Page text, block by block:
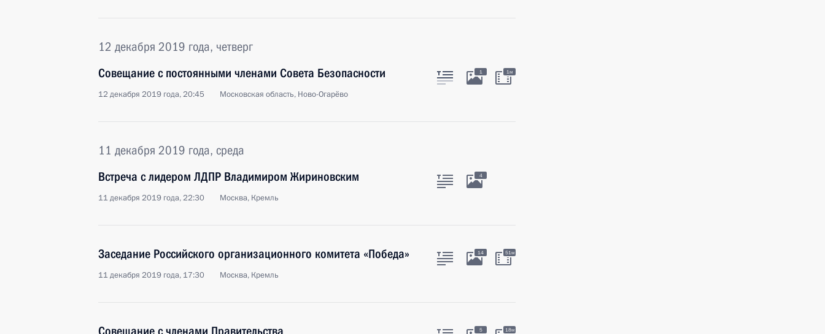
12 декабря 2019 года, четверг
Совещание с постоянными членами Совета Безопасности
12 декабря 2019 года, 20:45 Московская область, Ново-Огарёво
1 1м
11 декабря 2019 года, среда
Встреча с лидером ЛДПР Владимиром Жириновским
11 декабря 2019 года, 22:30 Москва, Кремль
4
Заседание Российского организационного комитета «Победа»
11 декабря 2019 года, 17:30 Москва, Кремль
14 51м
Совещание с членами Правительства 5 18м